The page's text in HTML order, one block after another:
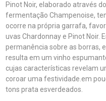
Pinot Noir, elaborado através
fermentação Champenoise,
ocorre na própria garrafa,
uvas Chardonnay e Pinot Noir.
permanência sobre as borras,
resulta em um vinho
cujas características revelam
coroar uma festividade.em
tons prata esverdeados.